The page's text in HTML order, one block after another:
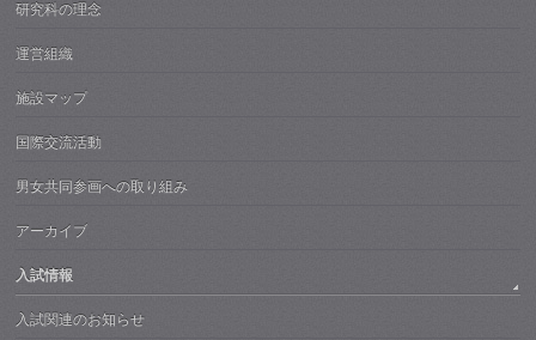
研究科の理念
運営組織
施設マップ
国際交流活動
男女共同参画への取り組み
アーカイブ
入試情報
入試関連のお知らせ